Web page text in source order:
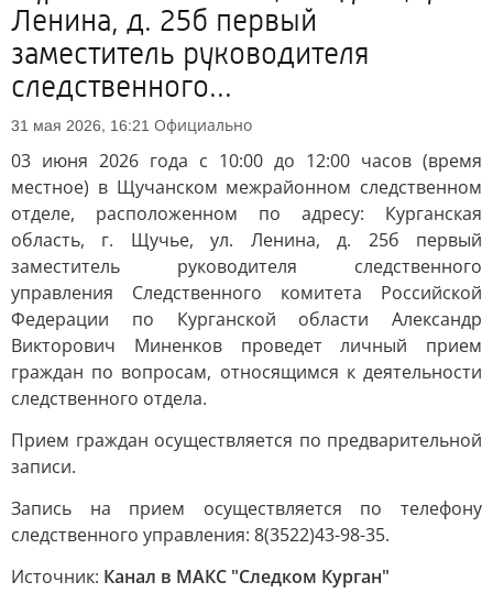
Ленина, д. 25б первый
заместитель руководителя
следственного...
31 мая 2026, 16:21 Официально
03 июня 2026 года с 10:00 до 12:00 часов (время
местное) в Щучанском межрайонном следственном
отделе, расположенном по адресу: Курганская
область, г. Щучье, ул. Ленина, д. 25б первый
заместитель руководителя следственного
управления Следственного комитета Российской
Федерации по Курганской области Александр
Викторович Миненков проведет личный прием
граждан по вопросам, относящимся к деятельности
следственного отдела.
Прием граждан осуществляется по предварительной
записи.
Запись на прием осуществляется по телефону
следственного управления: 8(3522)43-98-35.
Источник: Канал в МАКС "Следком Курган"